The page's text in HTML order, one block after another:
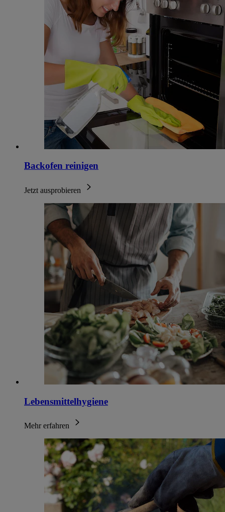
Backofen reinigen
Jetzt ausprobieren
Lebensmittelhygiene
Mehr erfahren